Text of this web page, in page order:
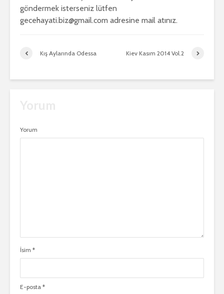
göndermek isterseniz lütfen
gecehayati.biz@gmail.com adresine mail atınız.
Kış Aylarında Odessa Kiev Kasım 2014 Vol.2
Yorum
İsim *
E-posta *